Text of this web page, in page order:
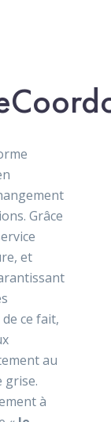
Grâce
et
ce fait,
au
grise.
à